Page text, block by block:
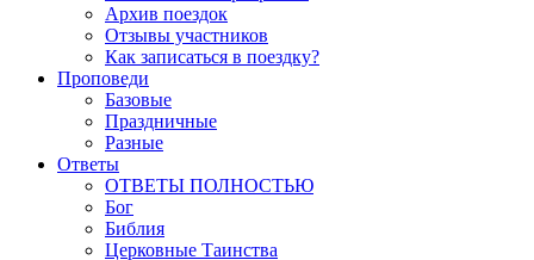
Архив поездок
Отзывы участников
Как записаться в поездку?
Проповеди
Базовые
Праздничные
Разные
Ответы
ОТВЕТЫ ПОЛНОСТЬЮ
Бог
Библия
Церковные Таинства